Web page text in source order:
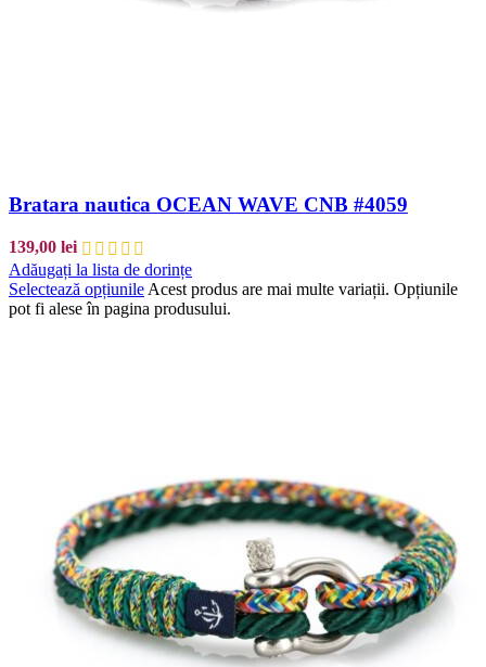
Bratara nautica OCEAN WAVE CNB #4059
139,00 lei
Adăugați la lista de dorințe
Selectează opțiunileAcest produs are mai multe variații. Opțiunile
pot fi alese în pagina produsului.